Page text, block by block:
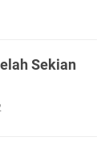
Sekian